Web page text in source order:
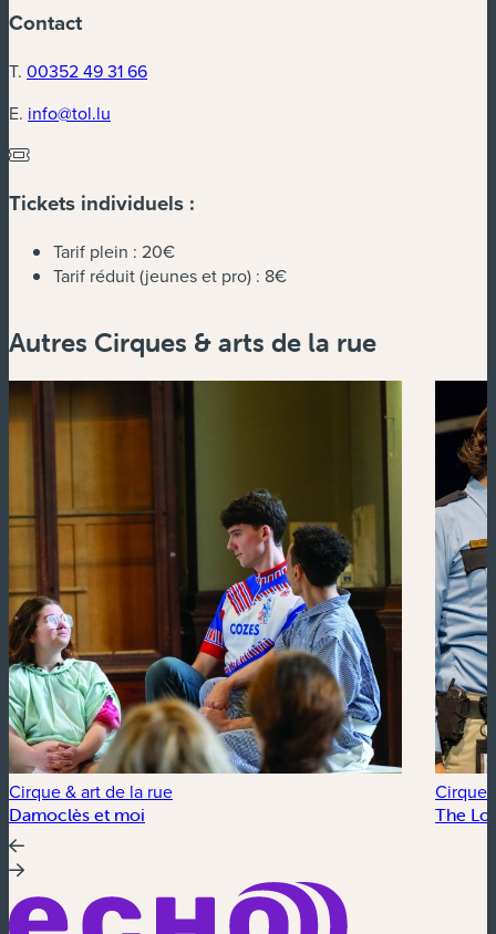
Contact
T. 00352 49 31 66
E. info@tol.lu
Tickets individuels :
Tarif plein : 20€
Tarif réduit (jeunes et pro) : 8€
Autres Cirques & arts de la rue
Cirque & art de la rue
Damoclès et moi
Cirque
The